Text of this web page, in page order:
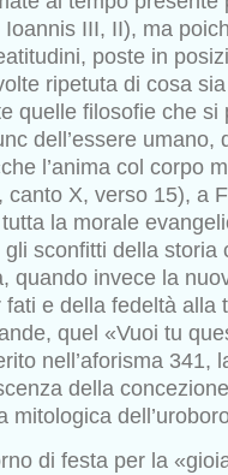
III, II), ma
poste in
ripetuta di cosa
quelle filosofie che si
dell’essere
l’anima col corpo
canto X, verso 15), a
la morale
sconfitti della storia
quando invece la
fati e della fedeltà
quel «Vuoi tu
nell’aforisma 341,
della
mitologica
di festa per la